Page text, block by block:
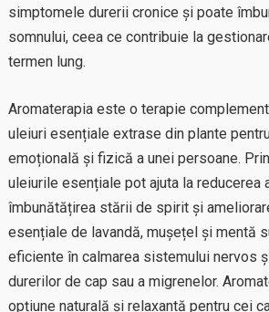
simptomele durerii cronice și poate
somnului, ceea ce contribuie la
termen lung.
Aromaterapia este o terapie
uleiuri esențiale extrase din plante
emoțională și fizică a unei persoane.
uleiurile esențiale pot ajuta la reducerea
îmbunătățirea stării de spirit și
esențiale de lavandă, mușețel și mentă
eficiente în calmarea sistemului nervos
durerilor de cap sau a migrenelor.
opțiune naturală și relaxantă pentru cei